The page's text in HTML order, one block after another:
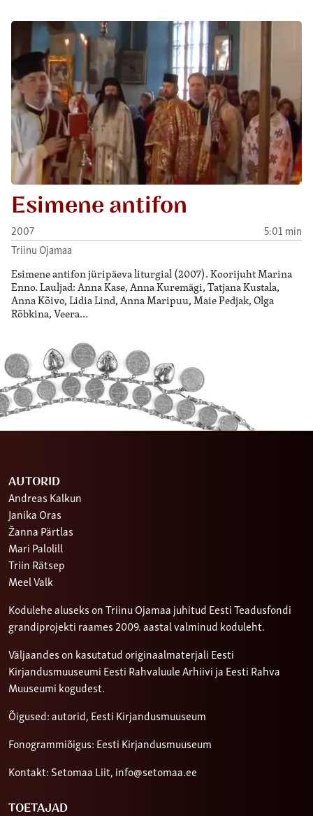
Esimene antifon
2007
5:01 min
Triinu Ojamaa
Esimene antifon jüripäeva liturgial (2007). Koorijuht Marina
Enno. Lauljad: Anna Kase, Anna Kuremägi, Tatjana Kustala,
Anna Kõivo, Lidia Lind, Anna Maripuu, Maie Pedjak, Olga
Rõbkina, Veera…
AUTORID
Andreas Kalkun
Janika Oras
Žanna Pärtlas
Mari Palolill
Triin Rätsep
Meel Valk
Kodulehe aluseks on Triinu Ojamaa juhitud Eesti Teadusfondi
grandiprojekti raames 2009. aastal valminud koduleht.
Väljaandes on kasutatud originaalmaterjali Eesti
Kirjandusmuuseumi Eesti Rahvaluule Arhiivi ja Eesti Rahva
Muuseumi kogudest.
Õigused: autorid, Eesti Kirjandusmuuseum
Fonogrammiõigus: Eesti Kirjandusmuuseum
Kontakt: Setomaa Liit, info@setomaa.ee
TOETAJAD